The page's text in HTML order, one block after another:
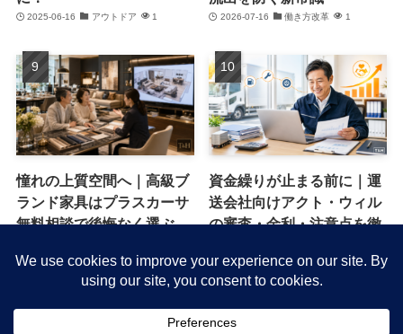
2025-06-16 アウトドア 1 2026-07-16 働き方改革 1
憧れの上質空間へ｜高級ブ
ランド家具はプラスカーサ
無料相談で後悔なく選ぶ
1
資金繰りが止まる前に｜運
送会社向けアクト・ウィル
の審査・金利・注意点を徹
2026-06-09 節約・コスト削減 1